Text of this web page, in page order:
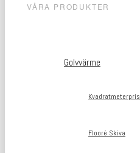
VÅRA PRODUKTER
Golvvärme
Kvadratmeterpris
Flooré Skiva